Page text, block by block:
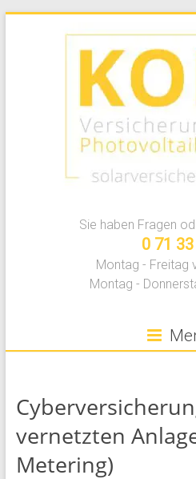
vergleichen
Sie haben Fragen
0 71
Montag - Freitag
Montag -
vernetzten
Metering)